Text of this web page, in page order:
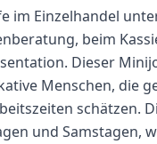
im Einzelhandel
beim
Dieser
Menschen, die
schätzen.
und Samstagen,